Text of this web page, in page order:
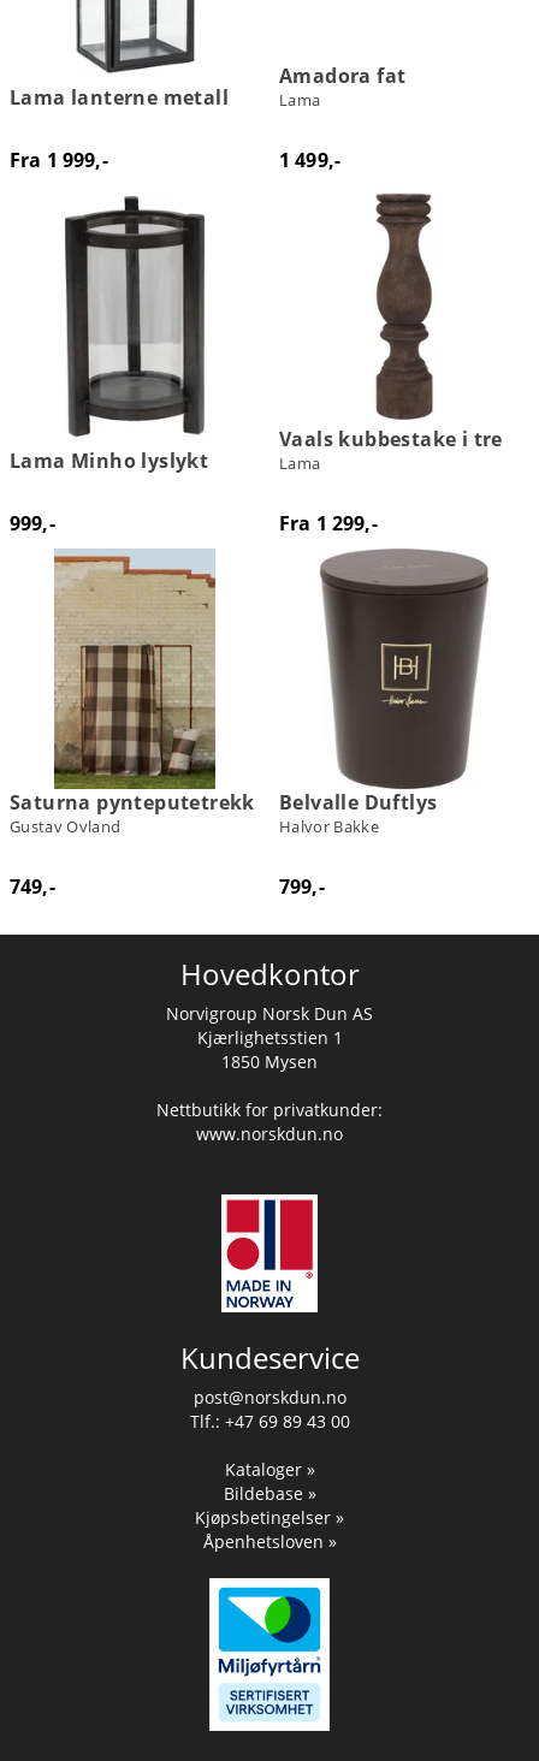
Lama lanterne metall
Fra 1 999,-
Amadora fat
Lama
1 499,-
Lama Minho lyslykt
999,-
Vaals kubbestake i tre
Lama
Fra 1 299,-
Saturna pynteputetrekk
Gustav Ovland
749,-
Belvalle Duftlys
Halvor Bakke
799,-
Hovedkontor
Norvigroup Norsk Dun AS
Kjærlighetsstien 1
1850 Mysen
Nettbutikk for privatkunder:
www.norskdun.no
Kundeservice
post@norskdun.no
Tlf.: +47 69 89 43 00
Kataloger »
Bildebase »
Kjøpsbetingelser »
Åpenhetsloven »